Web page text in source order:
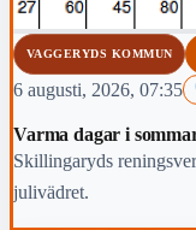
VAGGERYDS KOMMUN
6 augusti, 2026, 07:35
Varma dagar i
Skillingaryds
julivädret.